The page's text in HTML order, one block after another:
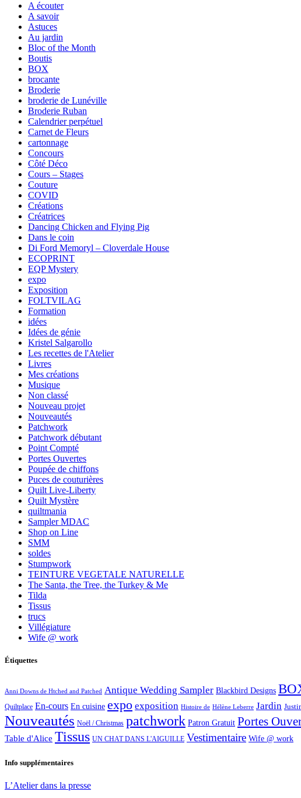
A écouter
A savoir
Astuces
Au jardin
Bloc of the Month
Boutis
BOX
brocante
Broderie
broderie de Lunéville
Broderie Ruban
Calendrier perpétuel
Carnet de Fleurs
cartonnage
Concours
Côté Déco
Cours – Stages
Couture
COVID
Créations
Créatrices
Dancing Chicken and Flying Pig
Dans le coin
Di Ford Memoryl – Cloverdale House
ECOPRINT
EQP Mystery
expo
Exposition
FOLTVILAG
Formation
idées
Idées de génie
Kristel Salgarollo
Les recettes de l'Atelier
Livres
Mes créations
Musique
Non classé
Nouveau projet
Nouveautés
Patchwork
Patchwork débutant
Point Compté
Portes Ouvertes
Poupée de chiffons
Puces de couturières
Quilt Live-Liberty
Quilt Mystère
quiltmania
Sampler MDAC
Shop on Line
SMM
soldes
Stumpwork
TEINTURE VEGETALE NATURELLE
The Santa, the Tree, the Turkey & Me
Tilda
Tissus
trucs
Villégiature
Wife @ work
Étiquettes
Anni Downs de Htched and Patched Antique Wedding Sampler Blackbird Designs
Quiltplace En-cours En cuisine expo exposition Histoire de Hélène Leberre Jardin
Nouveautés Noël / Christmas patchwork Patron Gratuit Portes
Table d'Alice Tissus UN CHAT DANS L'AIGUILLE Vestimentaire Wife @ work
Info supplémentaires
L’Atelier dans la presse